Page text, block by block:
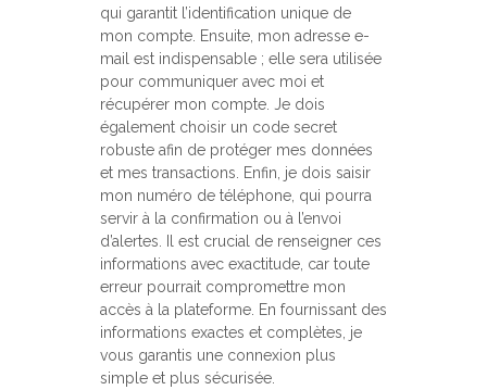
qui garantit l’identification unique de
mon compte. Ensuite, mon adresse e-
mail est indispensable ; elle sera utilisée
pour communiquer avec moi et
récupérer mon compte. Je dois
également choisir un code secret
robuste afin de protéger mes données
et mes transactions. Enfin, je dois saisir
mon numéro de téléphone, qui pourra
servir à la confirmation ou à l’envoi
d’alertes. Il est crucial de renseigner ces
informations avec exactitude, car toute
erreur pourrait compromettre mon
accès à la plateforme. En fournissant des
informations exactes et complètes, je
vous garantis une connexion plus
simple et plus sécurisée.